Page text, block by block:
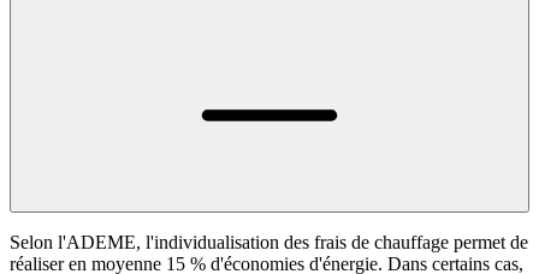
Selon l'ADEME, l'individualisation des frais de chauffage permet de
réaliser en moyenne 15 % d'économies d'énergie. Dans certains cas,